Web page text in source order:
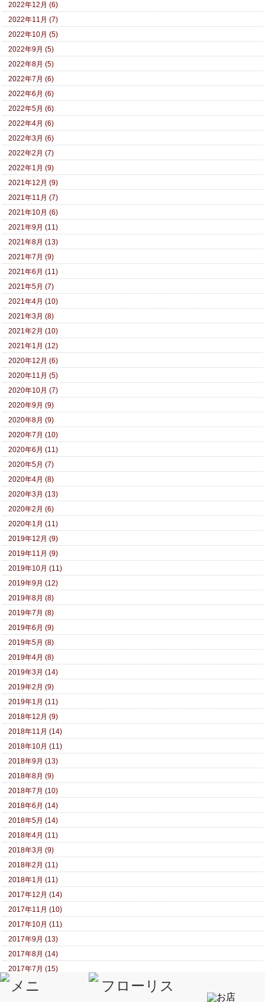
2022年12月 (6)
2022年11月 (7)
2022年10月 (5)
2022年9月 (5)
2022年8月 (5)
2022年7月 (6)
2022年6月 (6)
2022年5月 (6)
2022年4月 (6)
2022年3月 (6)
2022年2月 (7)
2022年1月 (9)
2021年12月 (9)
2021年11月 (7)
2021年10月 (6)
2021年9月 (11)
2021年8月 (13)
2021年7月 (9)
2021年6月 (11)
2021年5月 (7)
2021年4月 (10)
2021年3月 (8)
2021年2月 (10)
2021年1月 (12)
2020年12月 (6)
2020年11月 (5)
2020年10月 (7)
2020年9月 (9)
2020年8月 (9)
2020年7月 (10)
2020年6月 (11)
2020年5月 (7)
2020年4月 (8)
2020年3月 (13)
2020年2月 (6)
2020年1月 (11)
2019年12月 (9)
2019年11月 (9)
2019年10月 (11)
2019年9月 (12)
2019年8月 (8)
2019年7月 (8)
2019年6月 (9)
2019年5月 (8)
2019年4月 (8)
2019年3月 (14)
2019年2月 (9)
2019年1月 (11)
2018年12月 (9)
2018年11月 (14)
2018年10月 (11)
2018年9月 (13)
2018年8月 (9)
2018年7月 (10)
2018年6月 (14)
2018年5月 (14)
2018年4月 (11)
2018年3月 (9)
2018年2月 (11)
2018年1月 (11)
2017年12月 (14)
2017年11月 (10)
2017年10月 (11)
2017年9月 (13)
2017年8月 (14)
2017年7月 (15)
2017年6月 (19)